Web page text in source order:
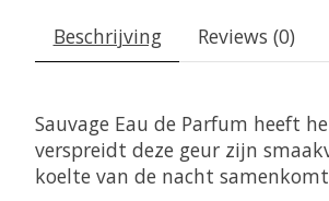
Beschrijving Reviews (0)
Sauvage Eau de Parfum heeft
verspreidt deze geur zijn
koelte van de nacht